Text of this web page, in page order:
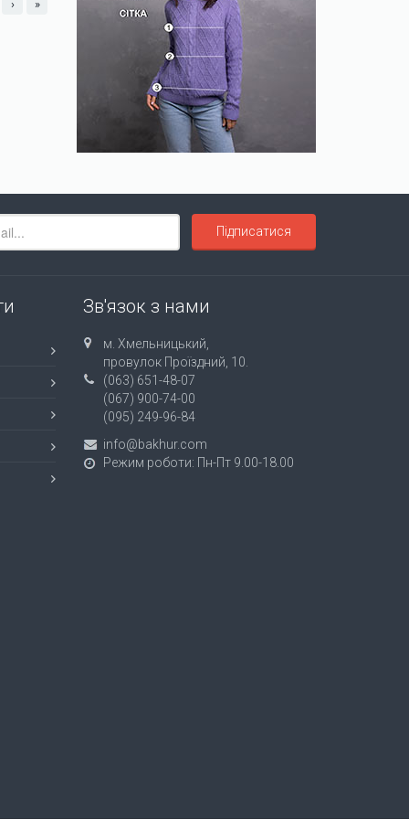
› »
Підписатися
Зв'язок з нами
м. Хмельницький,
провулок Проїздний, 10.
(063) 651-48-07
(067) 900-74-00
(095) 249-96-84
info@bakhur.com
Режим роботи: Пн-Пт 9.00-18.00